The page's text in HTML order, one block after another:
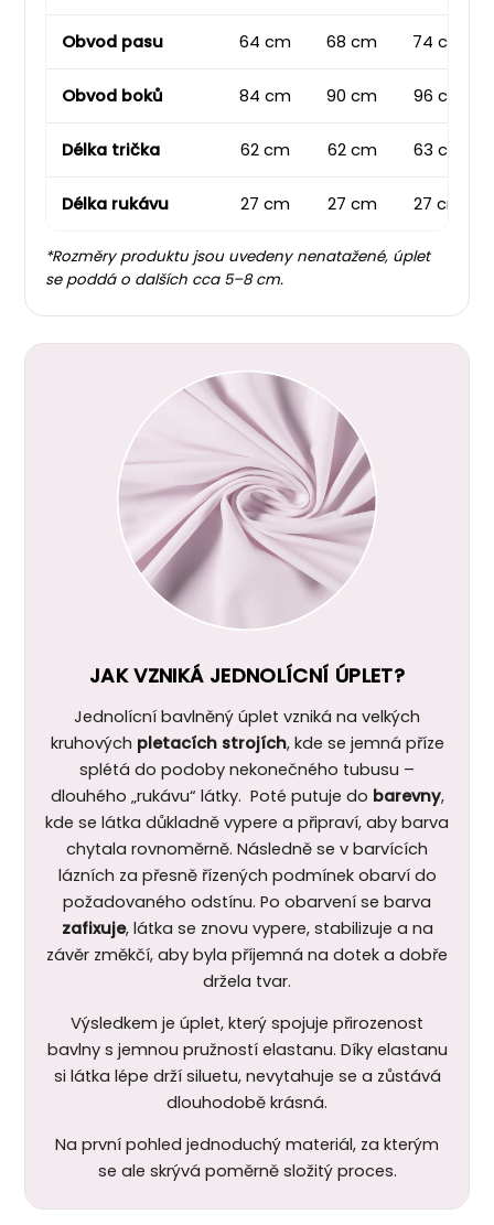
Obvod pasu 64 cm 68 cm 74 cm
Obvod boků 84 cm 90 cm 96 cm
Délka trička 62 cm 62 cm 63 cm
Délka rukávu 27 cm 27 cm 27 cm
*Rozměry produktu jsou uvedeny nenatažené, úplet
se poddá o dalších cca 5–8 cm.
JAK VZNIKÁ JEDNOLÍCNÍ ÚPLET?
Jednolícní bavlněný úplet vzniká na velkých
kruhových pletacích strojích, kde se jemná příze
splétá do podoby nekonečného tubusu –
dlouhého „rukávu“ látky. Poté putuje do barevny,
kde se látka důkladně vypere a připraví, aby barva
chytala rovnoměrně. Následně se v barvících
lázních za přesně řízených podmínek obarví do
požadovaného odstínu. Po obarvení se barva
zafixuje, látka se znovu vypere, stabilizuje a na
závěr změkčí, aby byla příjemná na dotek a dobře
držela tvar.
Výsledkem je úplet, který spojuje přirozenost
bavlny s jemnou pružností elastanu. Díky elastanu
si látka lépe drží siluetu, nevytahuje se a zůstává
dlouhodobě krásná.
Na první pohled jednoduchý materiál, za kterým
se ale skrývá poměrně složitý proces.